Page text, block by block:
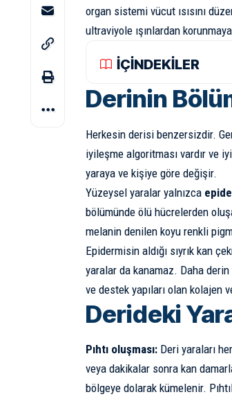
organ sistemi vücut ısısını
ultraviyole ışınlardan
İÇİNDEKİLER
Derinin
Herkesin derisi benzersizdir.
iyileşme algoritması vardır ve
yaraya ve kişiye göre değişir.
Yüzeysel yaralar yalnızca
bölümünde ölü hücrelerden
melanin denilen koyu renkli
Epidermisin aldığı sıyrık kan
yaralar da kanamaz. Daha
ve destek yapıları olan kolajen
Derideki
Pıhtı oluşması: Deri yaraları
veya dakikalar sonra kan
bölgeye dolarak kümelenir.